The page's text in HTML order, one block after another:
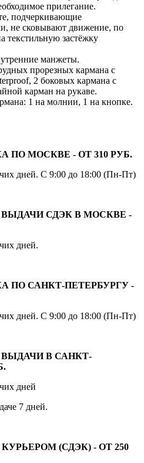
прилегание.
подчеркивающие
не сковывают движение, по
текстильную застёжку
манжеты.
прорезных кармана с
2 боковых кармана с
карман на рукаве.
1 на молнии, 1 на кнопке.
ПО МОСКВЕ - ОТ 310 РУБ.
дней. С 9:00 до 18:00 (Пн-Пт)
СДЭК В МОСКВЕ -
дней.
ПО САНКТ-ПЕТЕРБУРГУ -
дней. С 9:00 до 18:00 (Пн-Пт)
В САНКТ-
дней
7 дней.
(СДЭК) - ОТ 250